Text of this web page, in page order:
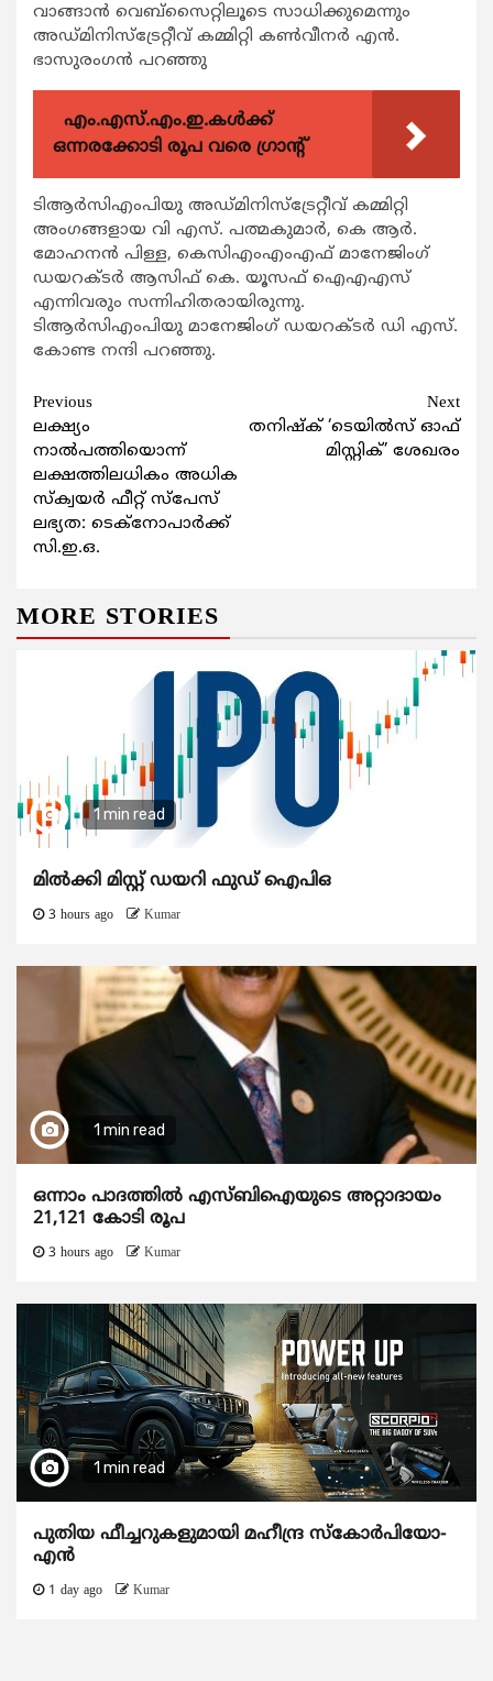
വാങ്ങാന്‍ വെബ്സൈറ്റിലൂടെ സാധിക്കുമെന്നും
അഡ്മിനിസ്ട്രേറ്റീവ് കമ്മിറ്റി കണ്‍വീനര്‍ എന്‍.
ഭാസുരംഗന്‍ പറഞ്ഞു
എം.എസ്.എം.ഇ.കൾക്ക്
ഒന്നരക്കോടി രൂപ വരെ ഗ്രാന്റ്
ടിആര്‍സിഎംപിയു അഡ്മിനിസ്ട്രേറ്റീവ് കമ്മിറ്റി
അംഗങ്ങളായ വി എസ്. പത്മകുമാര്‍, കെ ആര്‍.
മോഹനന്‍ പിള്ള, കെസിഎംഎംഎഫ് മാനേജിംഗ്
ഡയറക്ടര്‍ ആസിഫ് കെ. യൂസഫ് ഐഎഎസ്
എന്നിവരും സന്നിഹിതരായിരുന്നു.
ടിആര്‍സിഎംപിയു മാനേജിംഗ് ഡയറക്ടര്‍ ഡി എസ്.
കോണ്ട നന്ദി പറഞ്ഞു.
Continue
Reading
Previous
ലക്ഷ്യം
നാൽപത്തിയൊന്ന്
ലക്ഷത്തിലധികം അധിക
സ്‌ക്വയർ ഫീറ്റ് സ്പേസ്
ലഭ്യത: ടെക്നോപാർക്ക്
സി.ഇ.ഒ.
Next
തനിഷ്ക് ‘ടെയിൽസ് ഓഫ്
മിസ്റ്റിക്’ ശേഖരം
MORE STORIES
1 min read
മിൽക്കി മിസ്റ്റ് ഡയറി ഫുഡ് ഐപിഒ
3 hours ago Kumar
1 min read
ഒന്നാം പാദത്തിൽ എസ്ബിഐയുടെ അറ്റാദായം
21,121 കോടി രൂപ
3 hours ago Kumar
1 min read
പുതിയ ഫീച്ചറുകളുമായി മഹീന്ദ്ര സ്കോർപിയോ-
എൻ
1 day ago Kumar